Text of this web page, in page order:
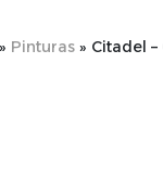
» Pinturas » Citadel –